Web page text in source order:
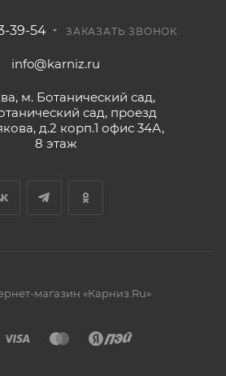
39-54 ЗАКАЗАТЬ ЗВОНОК
info@karniz.ru
м. Ботанический сад,
сад, проезд
д.2 корп.1 офис 34А,
8 этаж
магазин «Карниз.Ru»